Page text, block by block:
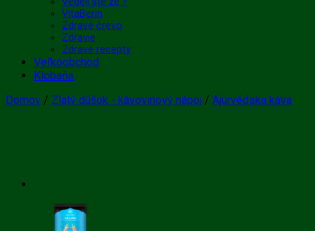
VitaBerin
Zdravé črevo
Zdravie
Zdravé recepty
Veľkoobchod
Klobaňa
Domov / Zlatý dúšok - kávovinový nápoj / Ajurvédska káva